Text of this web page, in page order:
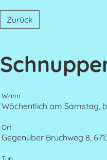
Zurück
Wann
Wöchentlich am Samstag,
Ort
Gegenüber Bruchweg 8,